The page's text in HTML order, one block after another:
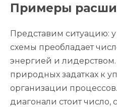
Примеры
Представим ситуацию:
схемы преобладает
энергией и лидерством.
природных задатках к
организации
диагонали стоит число,